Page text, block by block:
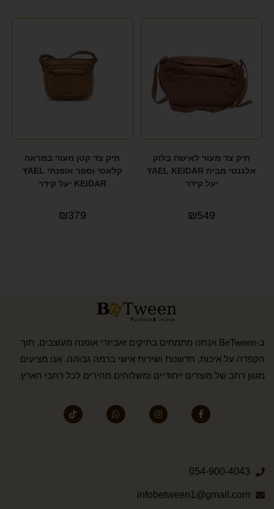
תיק צד מעור לאישה בלוק
אלגנטי מבית YAEL KEIDAR
יעל קידר
₪549
תיק צד קטן מעור במראה
קלאסי וספר אופנתי YAEL
KEIDAR יעל קידר
₪379
ב-BeTween אנחנו מתמחים בתיקים ואביזרי אופנה מעוצבים, תוך
הקפדה על איכות, חדשנות ושירות אישי ברמה גבוהה. אנו מציעים
מגוון רחב של מוצרים ייחודיים ומשלוחים מהירים לכל רחבי הארץ.
054-900-4043
infobetween1@gmail.com